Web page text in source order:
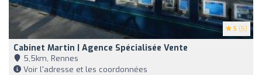
5 (5)
Cabinet Martin | Agence Spécialisée Vente
5,5km, Rennes
Voir l'adresse et les coordonnées